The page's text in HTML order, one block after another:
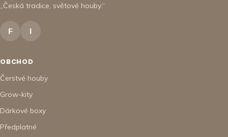
„Česká tradice, světové houby.“
F I
OBCHOD
Čerstvé houby
Grow-kity
Dárkové boxy
Předplatné